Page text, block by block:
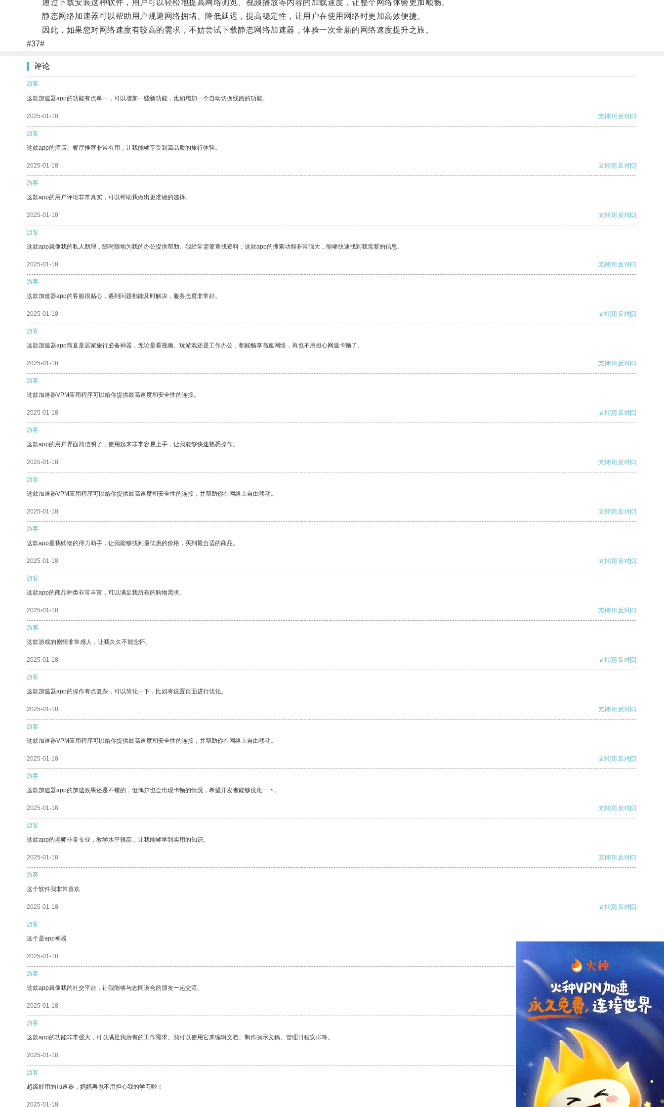
通过下载安装这种软件，用户可以轻松地提高网络浏览、视频播放等内容的加载速度，让整个网络体验更加顺畅。
静态网络加速器可以帮助用户规避网络拥堵、降低延迟，提高稳定性，让用户在使用网络时更加高效便捷。
因此，如果您对网络速度有较高的需求，不妨尝试下载静态网络加速器，体验一次全新的网络速度提升之旅。
#37#
评论
游客
这款加速器app的功能有点单一，可以增加一些新功能，比如增加一个自动切换线路的功能。
2025-01-18 支持[0] 反对[0]
游客
这款app的酒店、餐厅推荐非常有用，让我能够享受到高品质的旅行体验。
2025-01-18 支持[0] 反对[0]
游客
这款app的用户评论非常真实，可以帮助我做出更准确的选择。
2025-01-18 支持[0] 反对[0]
游客
这款app就像我的私人助理，随时随地为我的办公提供帮助。我经常需要查找资料，这款app的搜索功能非常强大，能够快速找到我需要的信息。
2025-01-18 支持[0] 反对[0]
游客
这款加速器app的客服很贴心，遇到问题都能及时解决，服务态度非常好。
2025-01-18 支持[0] 反对[0]
游客
这款加速器app简直是居家旅行必备神器，无论是看视频、玩游戏还是工作办公，都能畅享高速网络，再也不用担心网速卡顿了。
2025-01-18 支持[0] 反对[0]
游客
这款加速器VPM应用程序可以给你提供最高速度和安全性的连接。
2025-01-18 支持[0] 反对[0]
游客
这款app的用户界面简洁明了，使用起来非常容易上手，让我能够快速熟悉操作。
2025-01-18 支持[0] 反对[0]
游客
这款加速器VPM应用程序可以给你提供最高速度和安全性的连接，并帮助你在网络上自由移动。
2025-01-18 支持[0] 反对[0]
游客
这款app是我购物的得力助手，让我能够找到最优惠的价格，买到最合适的商品。
2025-01-18 支持[0] 反对[0]
游客
这款app的商品种类非常丰富，可以满足我所有的购物需求。
2025-01-18 支持[0] 反对[0]
游客
这款游戏的剧情非常感人，让我久久不能忘怀。
2025-01-18 支持[0] 反对[0]
游客
这款加速器app的操作有点复杂，可以简化一下，比如将设置页面进行优化。
2025-01-18 支持[0] 反对[0]
游客
这款加速器VPM应用程序可以给你提供最高速度和安全性的连接，并帮助你在网络上自由移动。
2025-01-18 支持[0] 反对[0]
游客
这款加速器app的加速效果还是不错的，但偶尔也会出现卡顿的情况，希望开发者能够优化一下。
2025-01-18 支持[0] 反对[0]
游客
这款app的老师非常专业，教学水平很高，让我能够学到实用的知识。
2025-01-18 支持[0] 反对[0]
游客
这个软件我非常喜欢
2025-01-18 支持[0] 反对[0]
游客
这个是app神器
2025-01-18
游客
这款app就像我的社交平台，让我能够与志同道合的朋友一起交流。
2025-01-18 支持 [0] 反对[0]
游客
这款app的功能非常强大，可以满足我所有的工作需求。我可以使用它来编辑文档、制作演示文稿、管理日程安排等。
2025-01-18 支持[0] 反对
游客
超级好用的加速器，妈妈再也不用担心我的学习啦！
2025-01-18 支持[0] 反对[0]